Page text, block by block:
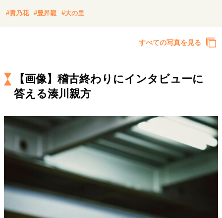
表現者の葛藤
人生が動いた日
セカンドキャリアの描き方
独立という決断
大人の学び直し
ファーストキャリアを拓く
夢を掴む選択
経営・ビジネス
リーダーの流儀 変革の原動力
次世代へのバトン
トップが描く未来
マインドセット
#貴乃花 #豊昇龍 #大の里
すべての写真を見る
【画像】稽古終わりにインタビューに
答える湊川親方